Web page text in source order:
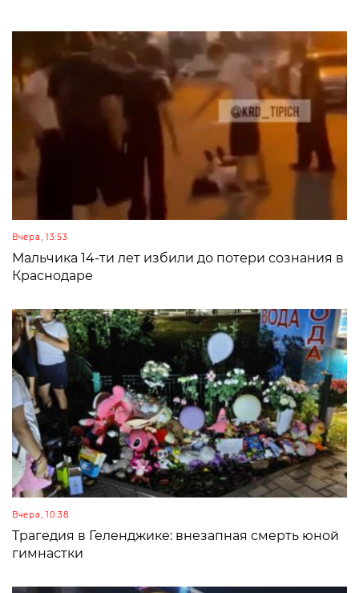
Вчера, 13:53
Мальчика 14-ти лет избили до потери сознания в
Краснодаре
Вчера, 10:38
Трагедия в Геленджике: внезапная смерть юной
гимнастки